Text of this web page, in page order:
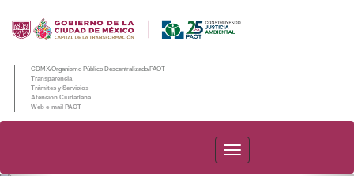
CDMX/Organismo Público Descentralizado/PAOT
Transparencia
Trámites y Servicios
Atención Ciudadana
Web e-mail PAOT
PAOT